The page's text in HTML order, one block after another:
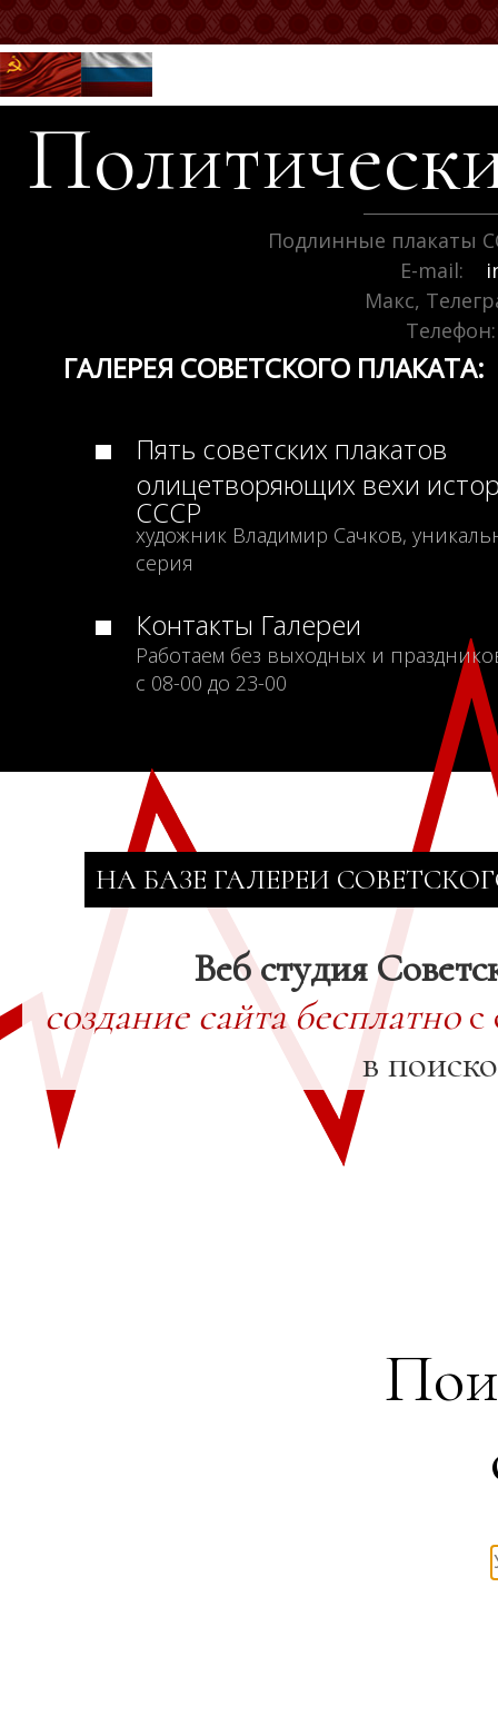
Подлинные плакаты
E-mail:
Макс,
Телефон:
ГАЛЕРЕЯ СОВЕТСКОГО ПЛАКАТА:
Пять советских плакатов
олицетворяющих вехи
СССР
художник Владимир Сачков,
серия
Контакты Галереи
Работаем без выходных и
с 08-00 до 23-00
НА БАЗЕ ГАЛЕРЕИ
Веб студия
создание сайта бесплатнос
в